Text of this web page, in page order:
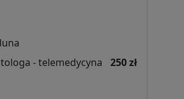
- telemedycyna
250 zł